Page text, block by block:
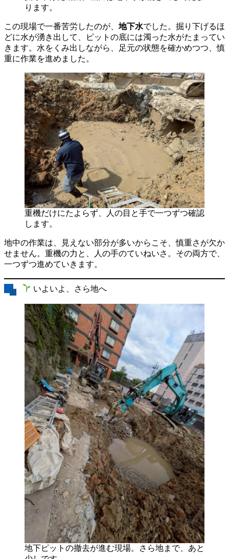
ります。
この現場で一番苦労したのが、 地下水でした。掘り下げるほ
どに水が湧き出して、ピットの底には濁った水がたまってい
きます。水をくみ出しながら、足元の状態を確かめつつ、慎
重に作業を進めました。
重機だけにたよらず、人の目と手で一つずつ確認
します。
地中の作業は、見えない部分が多いからこそ、慎重さが欠か
せません。重機の力と、人の手のていねいさ。その両方で、
一つずつ進めていきます。
いよいよ、さら地へ
地下ピットの撤去が進む現場。さら地まで、あと